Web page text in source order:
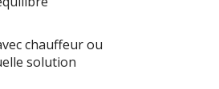
chauffeur ou
solution